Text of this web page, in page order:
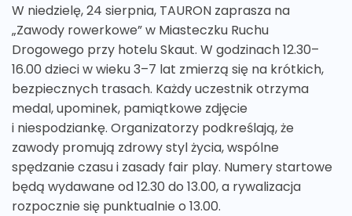
W niedzielę, 24 sierpnia, TAURON zaprasza na
„Zawody rowerkowe” w Miasteczku Ruchu
Drogowego przy hotelu Skaut. W godzinach 12.30–
16.00 dzieci w wieku 3–7 lat zmierzą się na krótkich,
bezpiecznych trasach. Każdy uczestnik otrzyma
medal, upominek, pamiątkowe zdjęcie
i niespodziankę. Organizatorzy podkreślają, że
zawody promują zdrowy styl życia, wspólne
spędzanie czasu i zasady fair play. Numery startowe
będą wydawane od 12.30 do 13.00, a rywalizacja
rozpocznie się punktualnie o 13.00.